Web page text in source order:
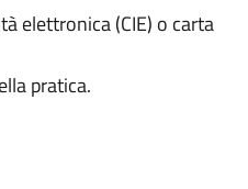
elettronica (CIE) o carta
pratica.